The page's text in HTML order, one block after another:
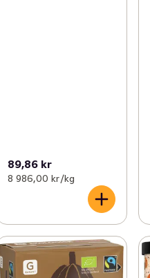
89,86 kr
8 986,00 kr /kg